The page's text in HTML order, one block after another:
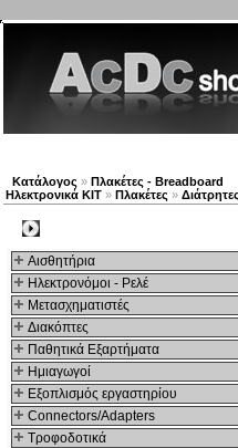
Κατάλογος » Πλακέτες - Breadboard
Ηλεκτρονικά ΚΙΤ » Πλακέτες »
Αισθητήρια
Ηλεκτρονόμοι - Ρελέ
Μετασχηματιστές
Διακόπτες
Παθητικά Εξαρτήματα
Hμιαγωγοί
Εξοπλισμός εργαστηρίου
Connectors/Adapters
Τροφοδοτικά